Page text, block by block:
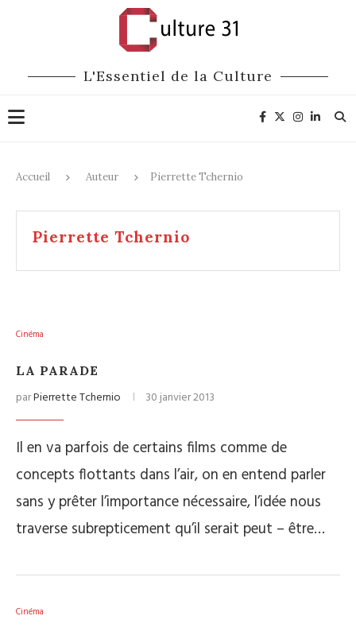
L'Essentiel de la Culture
Accueil Auteur Pierrette Tchernio
Pierrette Tchernio
Cinéma
LA PARADE
parPierrette Tchernio 30 janvier 2013
Il en va parfois de certains films comme de
concepts flottants dans l’air, on en entend parler
sans y prêter l’importance nécessaire, l’idée nous
traverse subrepticement qu’il serait peut – être…
Cinéma